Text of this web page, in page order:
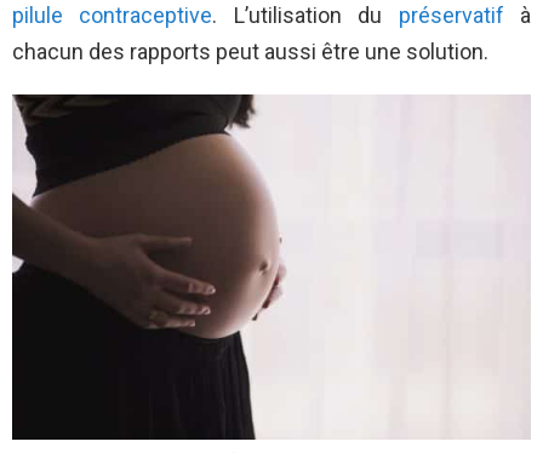
pilule contraceptive. L’utilisation du préservatif à
chacun des rapports peut aussi être une solution.